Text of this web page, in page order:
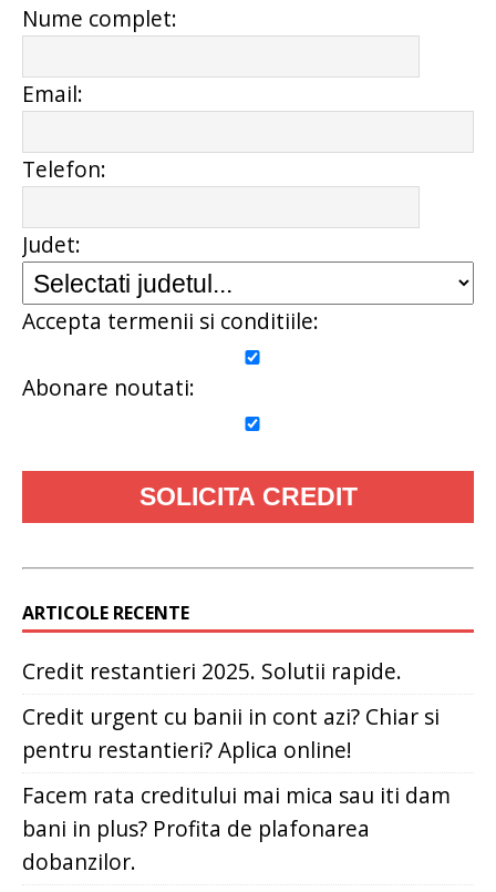
Nume complet:
Email:
Telefon:
Judet:
Accepta termenii si conditiile:
Abonare noutati:
ARTICOLE RECENTE
Credit restantieri 2025. Solutii rapide.
Credit urgent cu banii in cont azi? Chiar si
pentru restantieri? Aplica online!
Facem rata creditului mai mica sau iti dam
bani in plus? Profita de plafonarea
dobanzilor.